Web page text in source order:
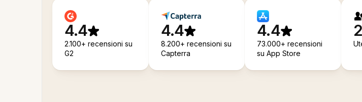
4.4
2.100+ recensioni su
G2
4.4
8.200+ recensioni su
Capterra
4.4
73.000+ recensioni
su App Store